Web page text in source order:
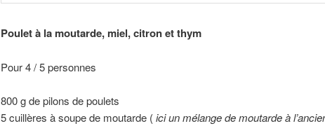
Poulet à la moutarde, miel, citron et thym
Pour 4 / 5 personnes
800 g de pilons de poulets
5 cuillères à soupe de moutarde (ici un mélange de moutarde à